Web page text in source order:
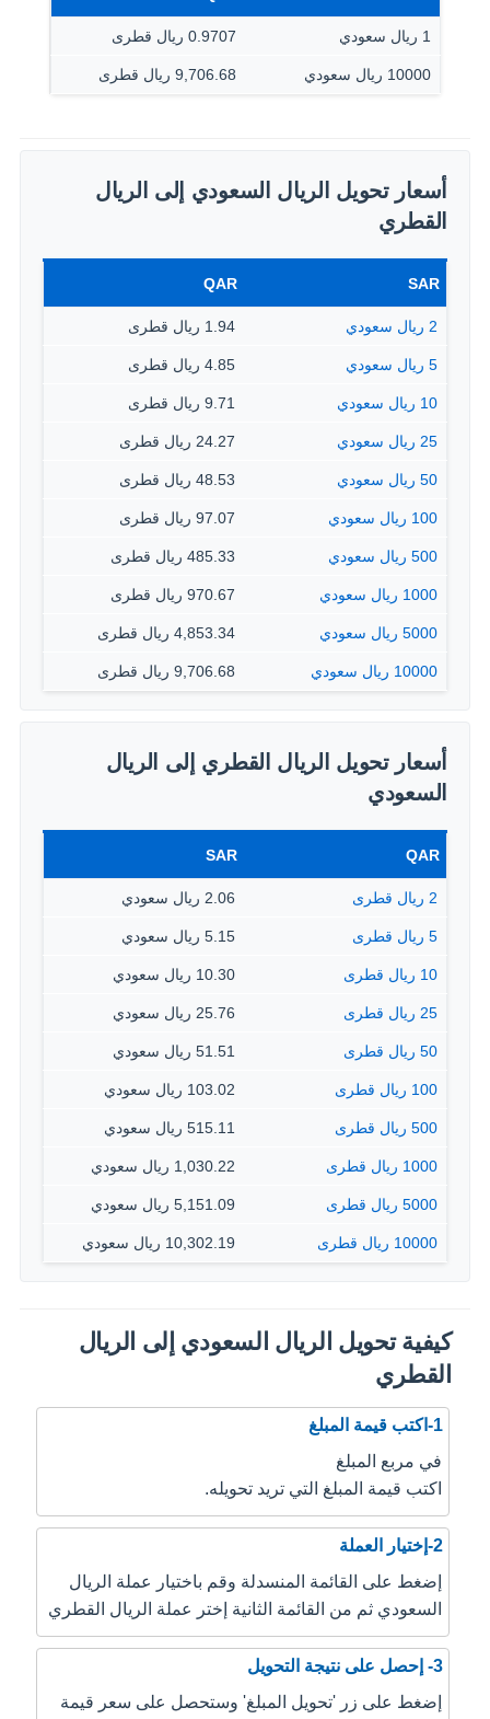
1 ريال سعودي 0.9707 ريال قطرى
10000 ريال سعودي 9,706.68 ريال قطرى
أسعار تحويل الريال السعودي إلى الريال
القطري
SAR
QAR
2 ريال سعودي 1.94 ريال قطرى
5 ريال سعودي 4.85 ريال قطرى
10 ريال سعودي 9.71 ريال قطرى
25 ريال سعودي 24.27 ريال قطرى
50 ريال سعودي 48.53 ريال قطرى
100 ريال سعودي 97.07 ريال قطرى
500 ريال سعودي 485.33 ريال قطرى
1000 ريال سعودي 970.67 ريال قطرى
5000 ريال سعودي 4,853.34 ريال قطرى
10000 ريال سعودي 9,706.68 ريال قطرى
أسعار تحويل الريال القطري إلى الريال
السعودي
QAR
SAR
2 ريال قطرى 2.06 ريال سعودي
5 ريال قطرى 5.15 ريال سعودي
10 ريال قطرى 10.30 ريال سعودي
25 ريال قطرى 25.76 ريال سعودي
50 ريال قطرى 51.51 ريال سعودي
100 ريال قطرى 103.02 ريال سعودي
500 ريال قطرى 515.11 ريال سعودي
1000 ريال قطرى 1,030.22 ريال سعودي
5000 ريال قطرى 5,151.09 ريال سعودي
10000 ريال قطرى 10,302.19 ريال سعودي
كيفية تحويل الريال السعودي إلى الريال
القطري
1-اكتب قيمة المبلغ
في مربع المبلغ
اكتب قيمة المبلغ التي تريد تحويله.
2-إختيار العملة
إضغط على القائمة المنسدلة وقم باختيار عملة الريال
السعودي ثم من القائمة الثانية إختر عملة الريال القطري
3- إحصل على نتيجة التحويل
إضغط على زر 'تحويل المبلغ' وستحصل على سعر قيمة